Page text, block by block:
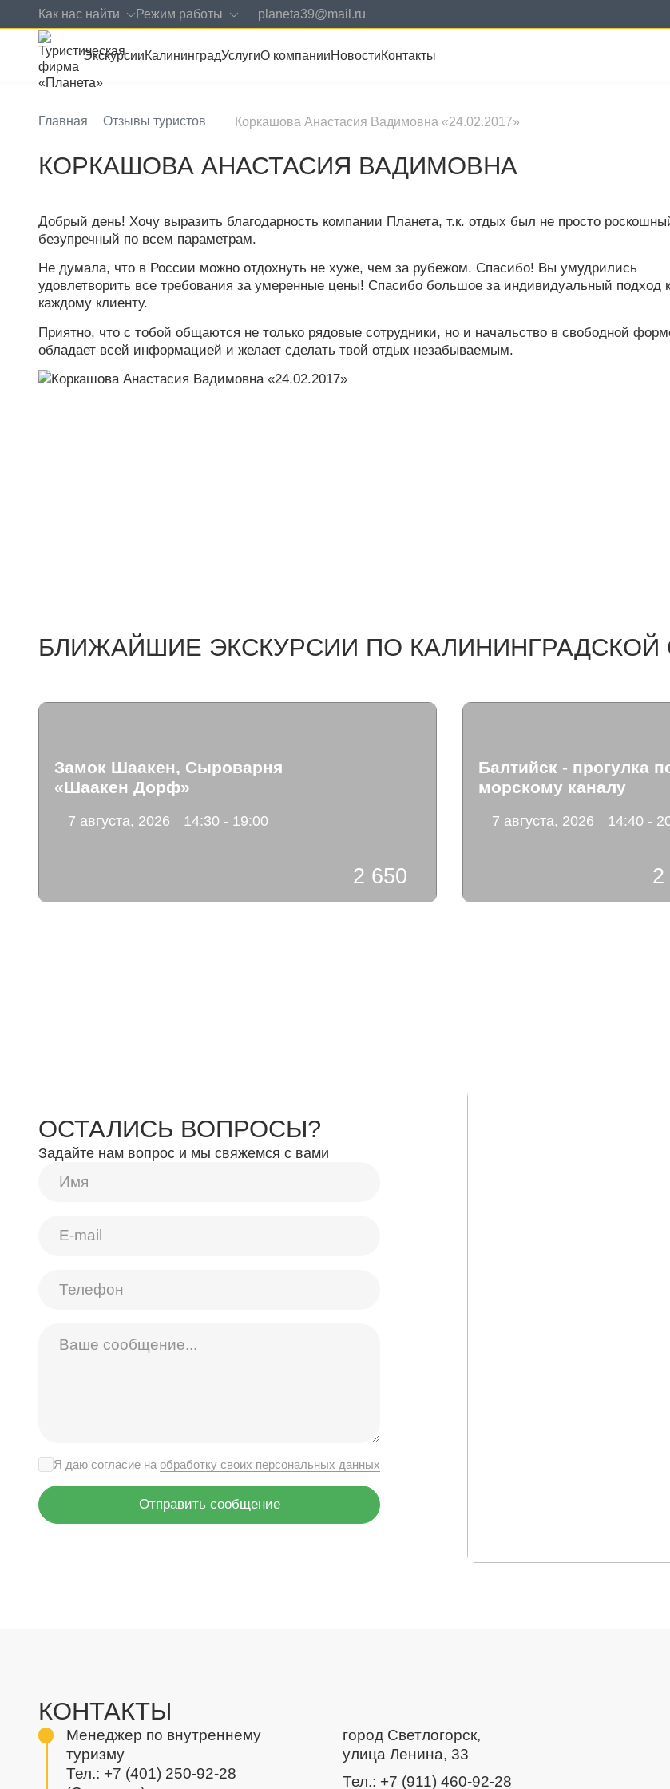
Как нас найти Режим работы planeta39@mail.ru
ЭкскурсииКалининградУслугиО компанииНовостиКонтакты
Главная Отзывы туристов Коркашова Анастасия Вадимовна «24.02.2017»
КОРКАШОВА АНАСТАСИЯ ВАДИМОВНА
Добрый день! Хочу выразить благодарность компании Планета, т.к. отдых был не просто
безупречный по всем параметрам.
Не думала, что в России можно отдохнуть не хуже, чем за рубежом. Спасибо! Вы умудрились
удовлетворить все требования за умеренные цены! Спасибо большое за индивидуальный подход к
каждому клиенту.
Приятно, что с тобой общаются не только рядовые сотрудники, но и начальство в свободной
обладает всей информацией и желает сделать твой отдых незабываемым.
БЛИЖАЙШИЕ ЭКСКУРСИИ ПО КАЛИНИНГРАДСКОЙ
Замок Шаакен, Сыроварня
«Шаакен Дорф»
7 августа, 2026 14:30 - 19:00
2 650
Балтийск - прогулка
морскому каналу
7 августа, 2026 14:40 -
2
ОСТАЛИСЬ ВОПРОСЫ?
Задайте нам вопрос и мы свяжемся с вами
Я даю согласие наобработку своих персональных данных
Отправить сообщение
КОНТАКТЫ
Менеджер по внутреннему
туризму
Тел.: +7 (401) 250-92-28
город Светлогорск,
улица Ленина, 33
Тел.: +7 (911) 460-92-28